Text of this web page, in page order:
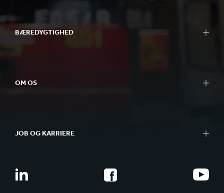
BÆREDYGTIGHED
OM OS
JOB OG KARRIERE